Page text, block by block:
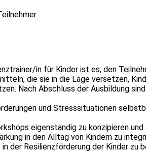
in für Kinder ist es, den
die sie in die Lage versetzen,
Nach Abschluss der Ausbildung
und Stresssituationen
eigenständig zu konzipieren und
in den Alltag von Kindern zu
der Resilienzförderung der Kinder zu